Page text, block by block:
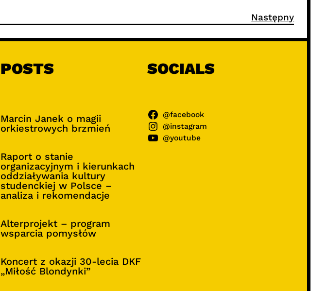
Następny
POSTS
Marcin Janek o magii
orkiestrowych brzmień
Raport o stanie
organizacyjnym i kierunkach
oddziaływania kultury
studenckiej w Polsce –
analiza i rekomendacje
Alterprojekt – program
wsparcia pomysłów
Koncert z okazji 30-lecia DKF
„Miłość Blondynki”
SOCIALS
@facebook
@instagram
@youtube